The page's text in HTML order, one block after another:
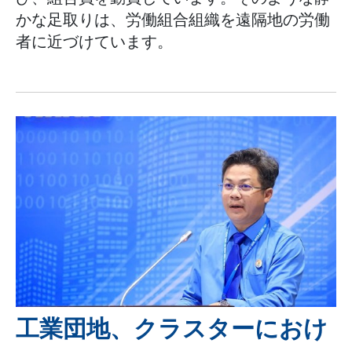
かな足取りは、労働組合組織を遠隔地の労働
者に近づけています。
工業団地、クラスターにおけ